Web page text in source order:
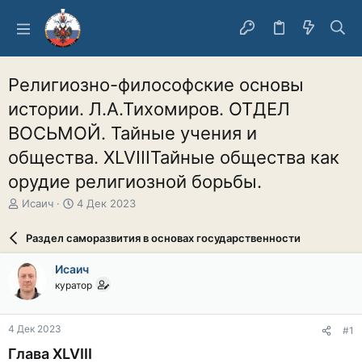
Религиозно-философские основы
истории. Л.А.Тихомиров. ОТДЕЛ
ВОСЬМОЙ. Тайные учения и
общества. XLVIIIТайные общества как
орудие религиозной борьбы.
А
о
р
т
е
м
ы
Исаич
Д
а
а
ч
л
4 Дек 2023
Раздел саморазвития в основах государственности
Исаич
куратор
4 Дек 2023 #1
Глава XLVIII